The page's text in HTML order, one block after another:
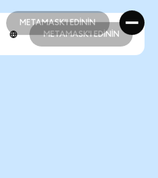
METAMASK'I EDİNİN
METAMASK'I EDİNİN
METAMASK'I EDİNİN